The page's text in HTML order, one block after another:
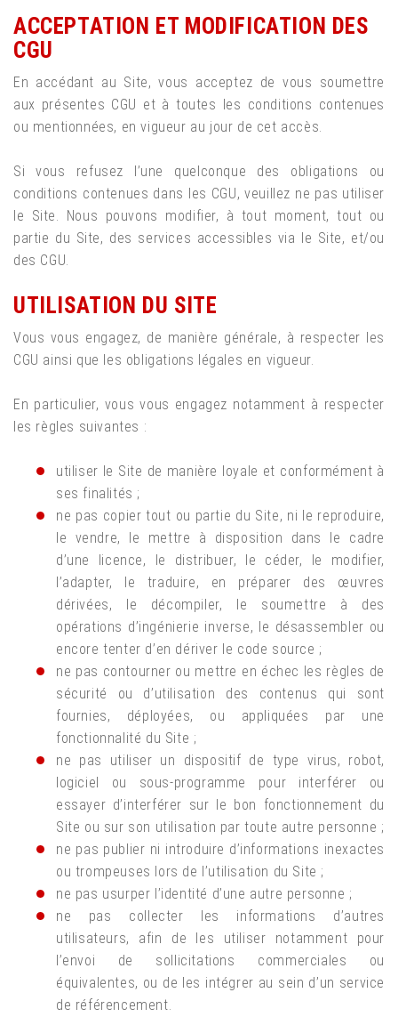
ACCEPTATION ET MODIFICATION DES
CGU
En accédant au Site, vous acceptez de vous soumettre
aux présentes CGU et à toutes les conditions contenues
ou mentionnées, en vigueur au jour de cet accès.
Si vous refusez l’une quelconque des obligations ou
conditions contenues dans les CGU, veuillez ne pas utiliser
le Site. Nous pouvons modifier, à tout moment, tout ou
partie du Site, des services accessibles via le Site, et/ou
des CGU.
UTILISATION DU SITE
Vous vous engagez, de manière générale, à respecter les
CGU ainsi que les obligations légales en vigueur.
En particulier, vous vous engagez notamment à respecter
les règles suivantes :
utiliser le Site de manière loyale et conformément à
ses finalités ;
ne pas copier tout ou partie du Site, ni le reproduire,
le vendre, le mettre à disposition dans le cadre
d’une licence, le distribuer, le céder, le modifier,
l’adapter, le traduire, en préparer des œuvres
dérivées, le décompiler, le soumettre à des
opérations d’ingénierie inverse, le désassembler ou
encore tenter d’en dériver le code source ;
ne pas contourner ou mettre en échec les règles de
sécurité ou d’utilisation des contenus qui sont
fournies, déployées, ou appliquées par une
fonctionnalité du Site ;
ne pas utiliser un dispositif de type virus, robot,
logiciel ou sous-programme pour interférer ou
essayer d’interférer sur le bon fonctionnement du
Site ou sur son utilisation par toute autre personne ;
ne pas publier ni introduire d’informations inexactes
ou trompeuses lors de l’utilisation du Site ;
ne pas usurper l’identité d’une autre personne ;
ne pas collecter les informations d’autres
utilisateurs, afin de les utiliser notamment pour
l’envoi de sollicitations commerciales ou
équivalentes, ou de les intégrer au sein d’un service
de référencement.